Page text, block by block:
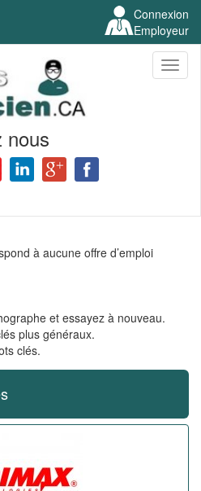
Connexion
Employeur
nous
à aucune offre d’emploi
et essayez à nouveau.
plus généraux.
clés.